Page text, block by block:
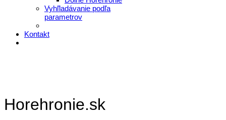
Vyhľladávanie podľa
parametrov
Kontakt
Horehronie.sk